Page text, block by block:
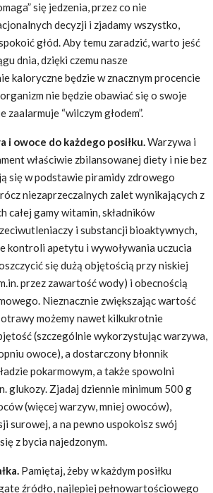
się jedzenia, przez co nie
decyzji i zjadamy wszystko,
głód. Aby temu zaradzić, warto jeść
dnia, dzięki czemu nasze
kaloryczne będzie w znacznym procencie
nie będzie obawiać się o swoje
zaalarmuje “wilczym głodem”.
i owoce do każdego posiłku.Warzywa i
właściwie zbilansowanej diety i nie bez
się w podstawie piramidy zdrowego
niezaprzeczalnych zalet wynikających z
całej gamy witamin, składników
i substancji bioaktywnych,
kontroli apetytu i wywoływania uczucia
się dużą objętością przy niskiej
przez zawartość wody) i obecnością
Nieznacznie zwiększając wartość
możemy nawet kilkukrotnie
(szczególnie wykorzystując warzywa,
owoce), a dostarczony błonnik
pokarmowym, a także spowolni
glukozy. Zjadaj dziennie minimum 500 g
(więcej warzyw, mniej owoców),
surowej, a na pewno uspokoisz swój
z bycia najedzonym.
Pamiętaj, żeby w każdym posiłku
źródło, najlepiej pełnowartościowego